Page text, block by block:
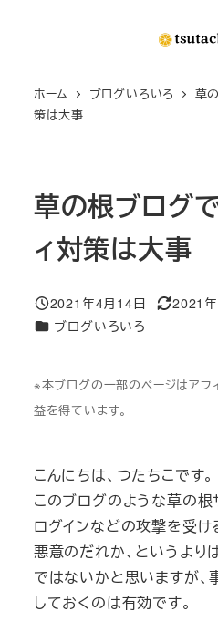
ホーム ブログいろいろ
草
策は大事
草の根ブログ
ィ対策は大事
投稿日
2021年4月14日
更新日
2021
カテゴリー
ブログいろいろ
※本ブログの一部のページはアフ
益を得ています。
こんにちは、つたちこです。
このブログのような草の根
ログインなどの攻撃を受け
悪意のだれか、というより
ではないかと思いますが、
しておくのは有効です。